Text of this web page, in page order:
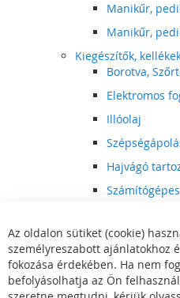
Manikűr,
Manikűr,
Kiegészítők,
Borotva,
Elektromos
Illóolaj
Hajvágó
Hajvágó
Szórakoztató elektronika
Multimédia
DVD, BluRay
Az oldalon sütiket (cookie)
személyreszabott ajánlatokhoz
fokozása érdekében. Ha nem
befolyásolhatja az Ön